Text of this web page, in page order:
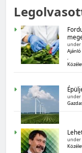
Magyarország
gazdasági
MAGYARORSZÁG
Magyarország
under
Ajánló
,
under
under